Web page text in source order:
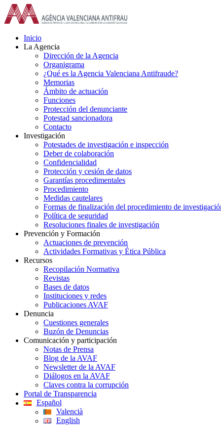
Saltar
al
contenido
Inicio
La Agencia
Dirección de la Agencia
Organigrama
¿Qué es la Agencia Valenciana Antifraude?
Memorias
Ámbito de actuación
Funciones
Protección del denunciante
Potestad sancionadora
Contacto
Investigación
Potestades de investigación e inspección
Deber de colaboración
Confidencialidad
Protección y cesión de datos
Garantías procedimentales
Procedimiento
Medidas cautelares
Formas de finalización del procedimiento de
Política de seguridad
Resoluciones finales de investigación
Prevención y Formación
Actuaciones de prevención
Actividades Formativas y Ética Pública
Recursos
Recopilación Normativa
Revistas
Bases de datos
Instituciones y redes
Publicaciones AVAF
Denuncia
Cuestiones generales
Buzón de Denuncias
Comunicación y participación
Notas de Prensa
Blog de la AVAF
Newsletter de la AVAF
Diálogos en la AVAF
Claves contra la corrupción
Portal de Transparencia
Español
Valencià
English